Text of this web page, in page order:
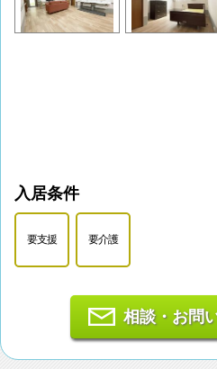
入居条件
要支援 要介護
相談・お問